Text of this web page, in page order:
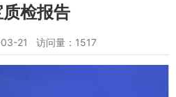
检报告
21 访问量：1517